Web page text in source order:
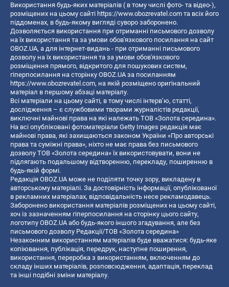
Використання будь-яких матеріалів ( в тому числі фото- та відео-),
розміщених на цьому сайті https://www.obozrevatel.com та всіх його
піддоменах, в будь-якому вигляді суворо заборонено.
Дозволяється використання при отриманні письмового дозволу
на їх використання та за умови обов'язкового посилання на сайт
OBOZ.UA, а для інтернет-видань - при отриманні письмового
дозволу на їх використання та за умови обов'язкового
розміщення прямого, відкритого для пошукових систем,
гіперпосилання на сторінку OBOZ.UA за посиланням
https://www.obozrevatel.com, на якій розміщено оригінальний
матеріал в першому абзаці матеріалу.
Всі матеріали на цьому сайті, в тому числі інтерв’ю, статті,
дослідження – є службовими творами журналістів редакції,
виключні майнові права на які належать ТОВ «Золота середина».
На всі опубліковані фотоматеріали Getty Images редакція має
майнові права, які захищаються законом України «Про авторські
права та суміжні права», ніхто не має права без письмового
дозволу ТОВ «Золота середина» їх використовувати, вони не
підлягають подальшому відтворенню, перекладу, поширенню в
будь-якій формі.
Редакція OBOZ.UA може не поділяти точку зору, викладену в
авторському матеріалі. За достовірність інформації, опублікованої
в рекламних матеріалах, відповідальність несе рекламодавець.
Заборонено використання матеріалів розміщених на цьому сайті,
хоч із зазначенням гіперпосилання на сторінку цього сайту,
логотипу OBOZ.UA або будь-якого іншого згадування, але без
письмового дозволу Редакції/ТОВ «Золота середина»
Незаконним використанням матеріалів буде вважатися: будь-яке
копiювання, публiкацiя, передрук, наступне поширення,
використання, переробка з використанням, включенням до
складу інших матеріалів, розповсюдження, адаптація, переклад
та інші подібні зміни матеріалу.